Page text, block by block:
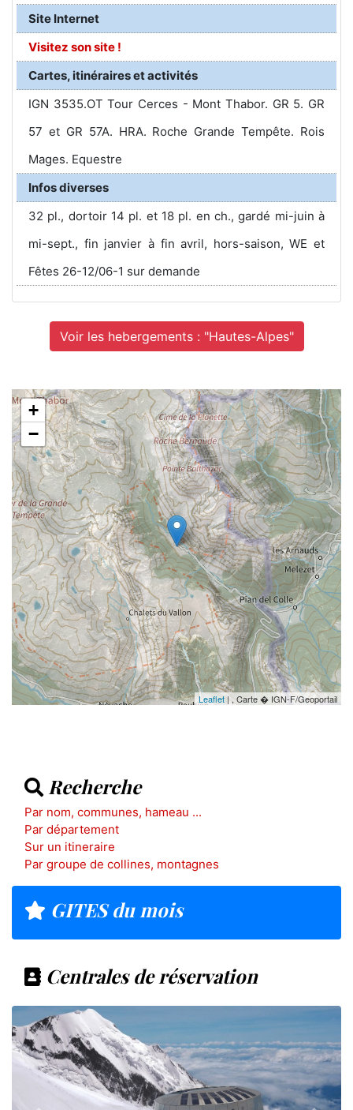
Site Internet
Visitez son site !
Cartes, itinéraires et activités
IGN 3535.OT Tour Cerces - Mont Thabor. GR 5. GR
57 et GR 57A. HRA. Roche Grande Tempête. Rois
Mages. Equestre
Infos diverses
32 pl., dortoir 14 pl. et 18 pl. en ch., gardé mi-juin à
mi-sept., fin janvier à fin avril, hors-saison, WE et
Fêtes 26-12/06-1 sur demande
Voir les hebergements : "Hautes-Alpes"
+
−
Leaflet| , Carte � IGN-F/Geoportail
Recherche
Par nom, communes, hameau ...
Par département
Sur un itineraire
Par groupe de collines, montagnes
GITES du mois
Centrales de réservation